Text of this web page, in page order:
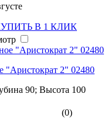
В 1 КЛИК
"Аристократ 2" 02480
90; Высота 100
(0)